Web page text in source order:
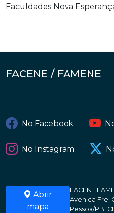
Faculdades Nova
FACENE / FAMENE
No Facebook
No Instagram
Abrir
mapa
FACENE
Avenida Frei
Pessoa/PB.